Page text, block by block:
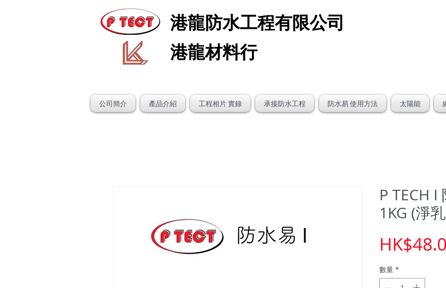
港龍防水工程有限公司
​港龍材料行
公司簡介 產品介紹 工程相片 實錄 承接防水工程 防水易 使用方法 太陽能
P TECH
1KG (淨
數量 *